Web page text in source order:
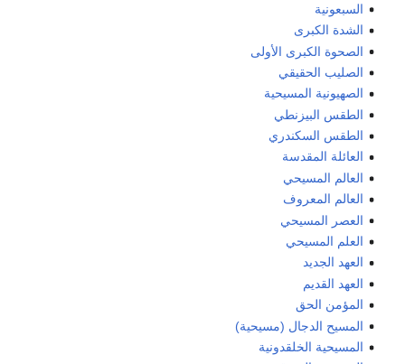
السبعونية
الشدة الكبرى
الصحوة الكبرى الأولى
الصليب الحقيقي
الصهيونية المسيحية
الطقس البيزنطي
الطقس السكندري
العائلة المقدسة
العالم المسيحي
العالم المعروف
العصر المسيحي
العلم المسيحي
العهد الجديد
العهد القديم
المؤمن الحق
المسيح الدجال (مسيحية)
المسيحية الخلقدونية